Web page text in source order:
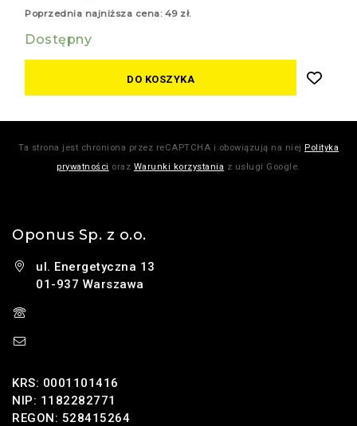
5
Poprzednia najniższa cena: 49 zł.
Dostępny
DO KOSZYKA
Ta strona jest chroniona przez reCAPTCHA i obowiązują na niej Polityka
prywatności oraz Warunki korzystania z usługi Google.
Oponus Sp. z o.o.
ul. Energetyczna 13
01-937 Warszawa
KRS: 0001101416
NIP: 1182282771
REGON: 528415264